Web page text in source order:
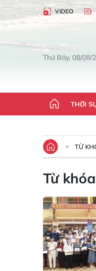
VIDEO
Thứ Bảy, 08/08/
THỜI
TỪ
Từ